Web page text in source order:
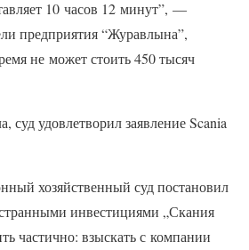
10 часов 12 минут”, —
предприятия “Журавлына”,
не может стоить 450 тысяч
суд удовлетворил заявление Scania
хозяйственный суд постановил
инвестициями „Скания
частично: взыскать с компании